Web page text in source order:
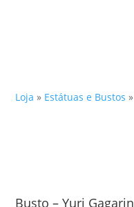
Loja » Estátuas e Bustos »
Busto – Yuri Gagarin